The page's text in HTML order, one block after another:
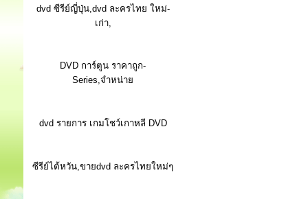
dvd ซีรีย์ญี่ปุ่น,dvd ละครไทย ใหม่-
เก่า,
DVD การ์ตูน ราคาถูก-
Series,จำหน่าย
dvd รายการ เกมโชว์เกาหลี DVD
ซีรีย์ไต้หวัน,ขายdvd ละครไทยใหม่ๆ